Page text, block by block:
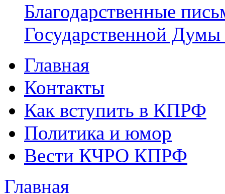
Благодарственные
Государственной
Главное меню
Главная
Контакты
Как вступить в КПРФ
Политика и юмор
Вести КЧРО КПРФ
Главная